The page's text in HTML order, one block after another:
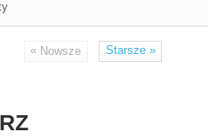
« Nowsze Starsze»